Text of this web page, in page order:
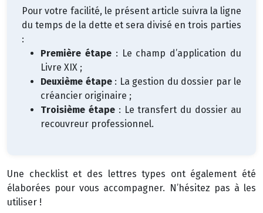
Pour votre facilité, le présent article suivra la ligne
du temps de la dette et sera divisé en trois parties
:
Première étape: Le champ d’application du
Livre XIX ;
Deuxième étape: La gestion du dossier par le
créancier originaire ;
Troisième étape: Le transfert du dossier au
recouvreur professionnel.
Une checklist et des lettres types ont également été
élaborées pour vous accompagner. N’hésitez pas à les
utiliser !